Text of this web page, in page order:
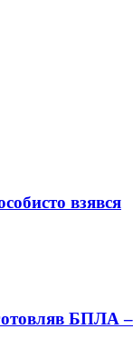
взявся
БПЛА –